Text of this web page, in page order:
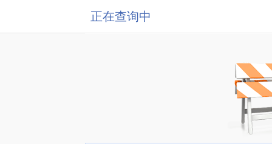
正在查询中